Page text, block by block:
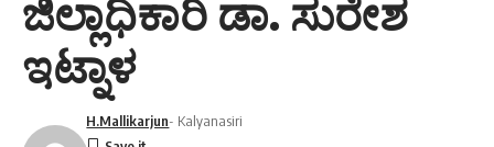
ಜಿಲ್ಲಾಧಿಕಾರಿ ಡಾ. ಸುರೇಶ
ಇಟ್ನಾಳ
H.Mallikarjun- Kalyanasiri